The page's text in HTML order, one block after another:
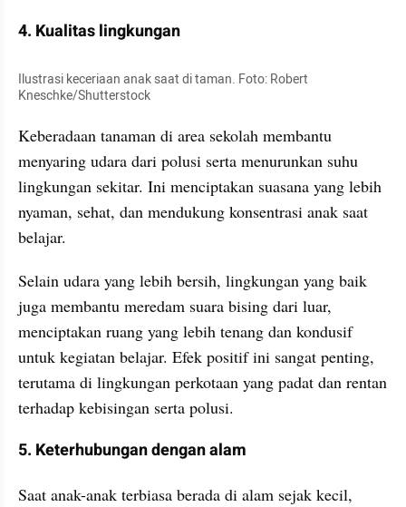
4. Kualitas lingkungan
Ilustrasi keceriaan anak saat di taman. Foto: Robert
Kneschke/Shutterstock
Keberadaan tanaman di area sekolah membantu
menyaring udara dari polusi serta menurunkan suhu
lingkungan sekitar. Ini menciptakan suasana yang lebih
nyaman, sehat, dan mendukung konsentrasi anak saat
belajar.
Selain udara yang lebih bersih, lingkungan yang baik
juga membantu meredam suara bising dari luar,
menciptakan ruang yang lebih tenang dan kondusif
untuk kegiatan belajar. Efek positif ini sangat penting,
terutama di lingkungan perkotaan yang padat dan rentan
terhadap kebisingan serta polusi.
5. Keterhubungan dengan alam
Saat anak-anak terbiasa berada di alam sejak kecil,